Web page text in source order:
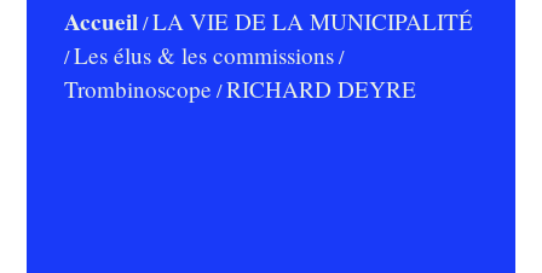
Accueil/LA VIE DE LA MUNICIPALITÉ
/Les élus & les commissions/
Trombinoscope /RICHARD DEYRE